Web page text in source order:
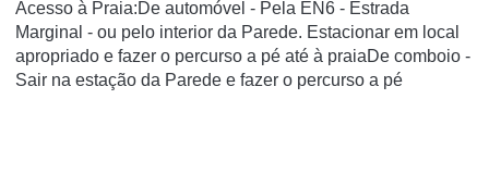
Acesso à Praia:De automóvel - Pela EN6 - Estrada
Marginal - ou pelo interior da Parede. Estacionar em local
apropriado e fazer o percurso a pé até à praiaDe comboio -
Sair na estação da Parede e fazer o percurso a pé